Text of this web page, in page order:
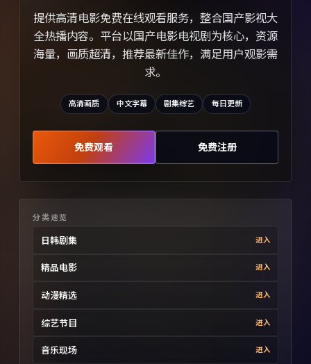
提供高清电影免费在线观看服务，整合国产影视大
全热播内容。平台以国产电影电视剧为核心，资源
海量，画质超清，推荐最新佳作，满足用户观影需
求。
高清画质 中文字幕 剧集综艺 每日更新
免费观看 免费注册
分类速览
日韩剧集 进入
精品电影 进入
动漫精选 进入
综艺节目 进入
音乐现场 进入